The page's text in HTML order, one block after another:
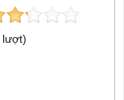
lượt)